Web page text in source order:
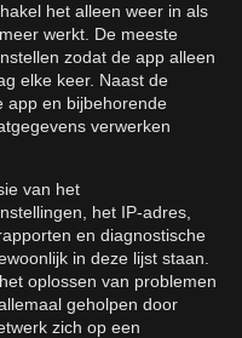
het alleen weer in als
werkt. De meeste
zodat de app alleen
elke keer. Naast de
app en bijbehorende
verwerken
van het
het IP-adres,
en diagnostische
in deze lijst staan.
oplossen van problemen
geholpen door
zich op een